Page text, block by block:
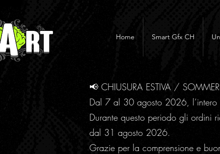
Home Smart Gfx CH
📢 CHIUSURA ESTIVA /
Dal 7 al 30 agosto 2026, l’intero
Durante questo periodo gli ordini
dal 31 agosto 2026.
Grazie per la comprensione e